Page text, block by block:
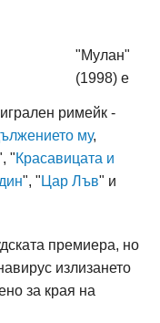
"Мулан"
(1998) е
римейк -
му,
"Красавицата и
", " Цар Лъв" и
премиера, но
излизането
за края на